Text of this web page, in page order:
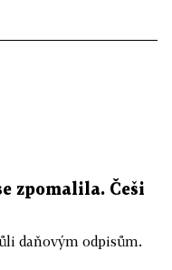
zpomalila. Češi
daňovým odpisům.